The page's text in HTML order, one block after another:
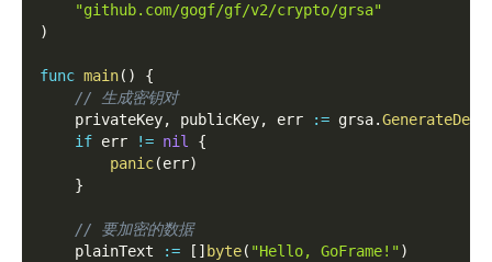
"github.com/gogf/gf/v2/crypto/grsa"
)
func main( )
{
// 生成密钥对
    privateKey
, publicKey, err := grsa.
if err != nil
{
panic(err)
}
// 要加密的数据
    plainText
:= [ ] byte( "Hello, GoFrame!")